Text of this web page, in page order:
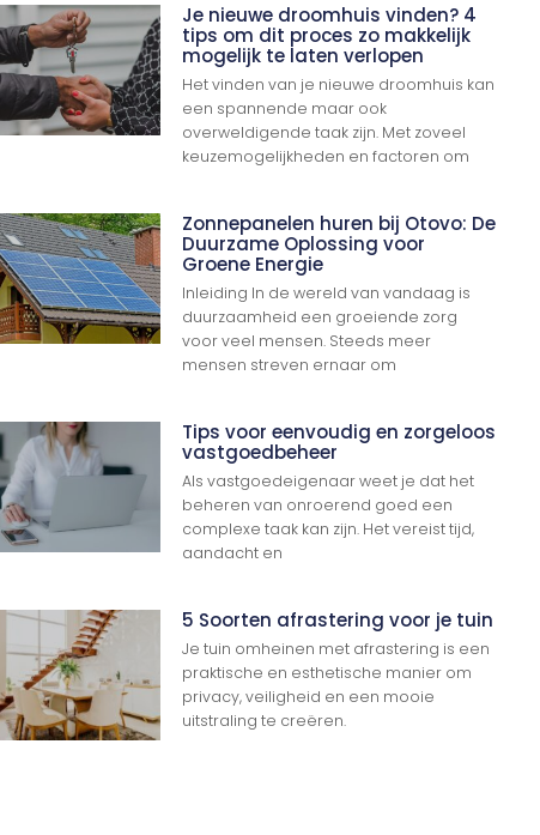
Je nieuwe droomhuis vinden? 4
tips om dit proces zo makkelijk
mogelijk te laten verlopen
Het vinden van je nieuwe droomhuis kan
een spannende maar ook
overweldigende taak zijn. Met zoveel
keuzemogelijkheden en factoren om
Zonnepanelen huren bij Otovo: De
Duurzame Oplossing voor
Groene Energie
Inleiding In de wereld van vandaag is
duurzaamheid een groeiende zorg
voor veel mensen. Steeds meer
mensen streven ernaar om
Tips voor eenvoudig en zorgeloos
vastgoedbeheer
Als vastgoedeigenaar weet je dat het
beheren van onroerend goed een
complexe taak kan zijn. Het vereist tijd,
aandacht en
5 Soorten afrastering voor je tuin
Je tuin omheinen met afrastering is een
praktische en esthetische manier om
privacy, veiligheid en een mooie
uitstraling te creëren.